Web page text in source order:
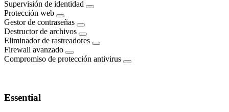
Supervisión de identidad
Protección web
Gestor de contraseñas
Destructor de archivos
Eliminador de rastreadores
Firewall avanzado
Compromiso de protección antivirus
Essential